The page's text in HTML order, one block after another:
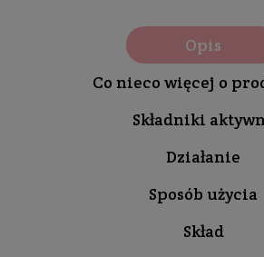
Opis
Co nieco więcej o
Składniki
Działanie
Sposób użycia
Skład